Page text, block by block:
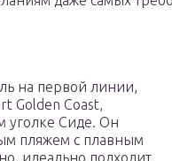
на первой линии,
Golden Coast,
уголке Сиде. Он
пляжем с плавным
идеально подходит